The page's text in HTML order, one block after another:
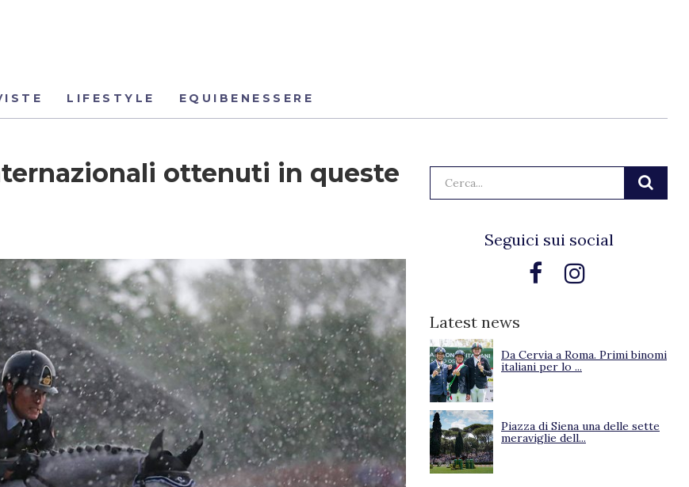
LIFESTYLE EQUIBENESSERE
ottenuti in queste
Seguici sui social
Latest news
Da Cervia a Roma. Primi binomi
italiani per lo ...
Piazza di Siena una delle sette
meraviglie dell...